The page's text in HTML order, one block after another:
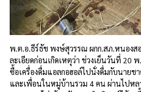
พ.ต.อ.ธีร์ธัช พงษ์สุวรรณ ผกก.สภ.หนองสอ
ละเอียดก่อนเกิดเหตุว่า ช่วงเย็นวันที่ 20
ซื้อเครื่องดื่มแอลกอฮอล์ไปนั่งดื่มกับนายช
และเพื่อนในหมู่บ้านรวม 4 คน ผ่านไปหล